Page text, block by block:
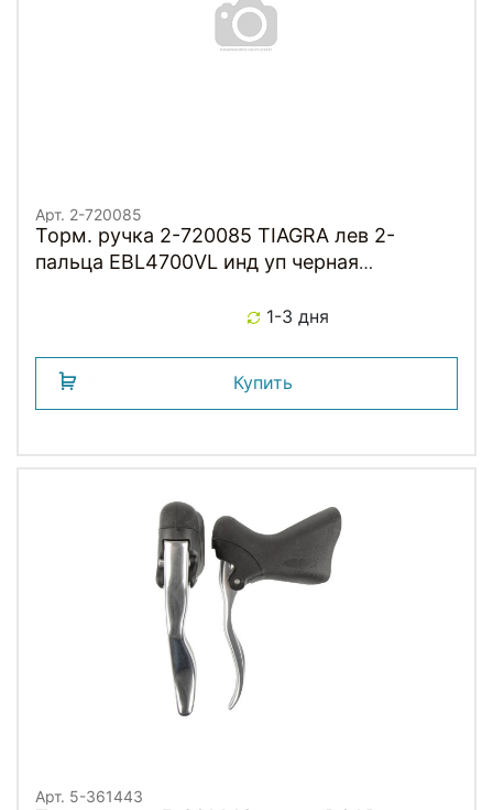
Арт. 2-720085
Торм. ручка 2-720085 TIAGRA лев 2-
пальца EBL4700VL инд уп черная
1-3 дня
Купить
Арт. 5-361443